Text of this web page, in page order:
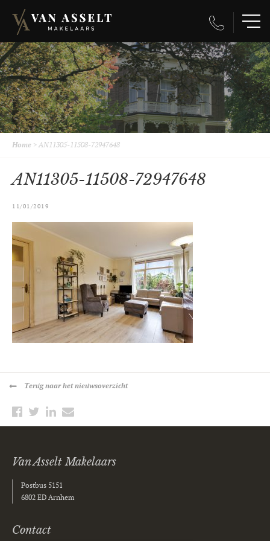
Home >AN11305-11508-72947648
AN11305-11508-72947648
11/01/2019
Terugnaar het nieuwsoverzicht
Van Asselt Makelaars
Postbus 5151
6802 ED Arnhem
Contact